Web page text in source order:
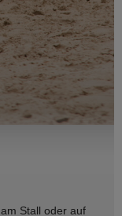
Stall oder auf